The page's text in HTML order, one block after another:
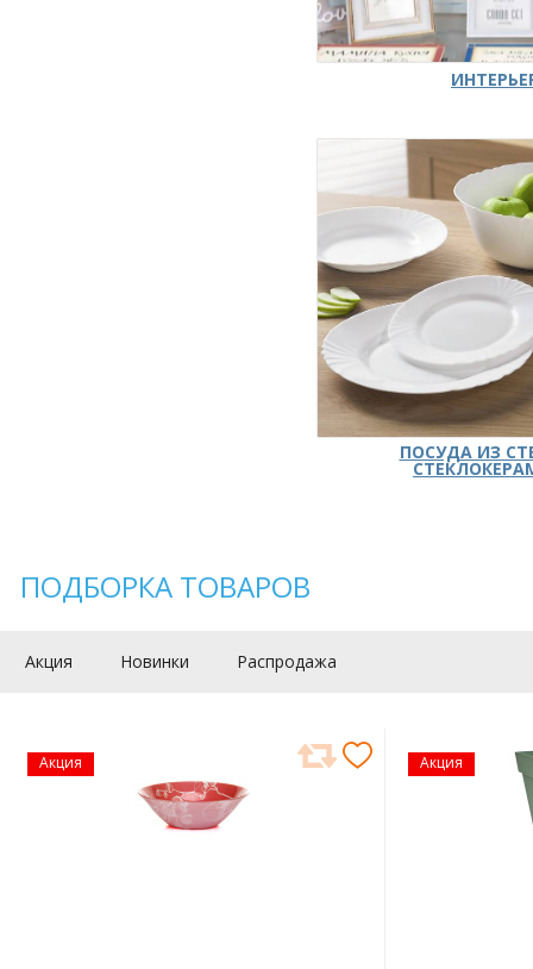
ПОСУДА ИЗ
ПОДБОРКА ТОВАРОВ
Акция Новинки Распродажа
Акция Акция